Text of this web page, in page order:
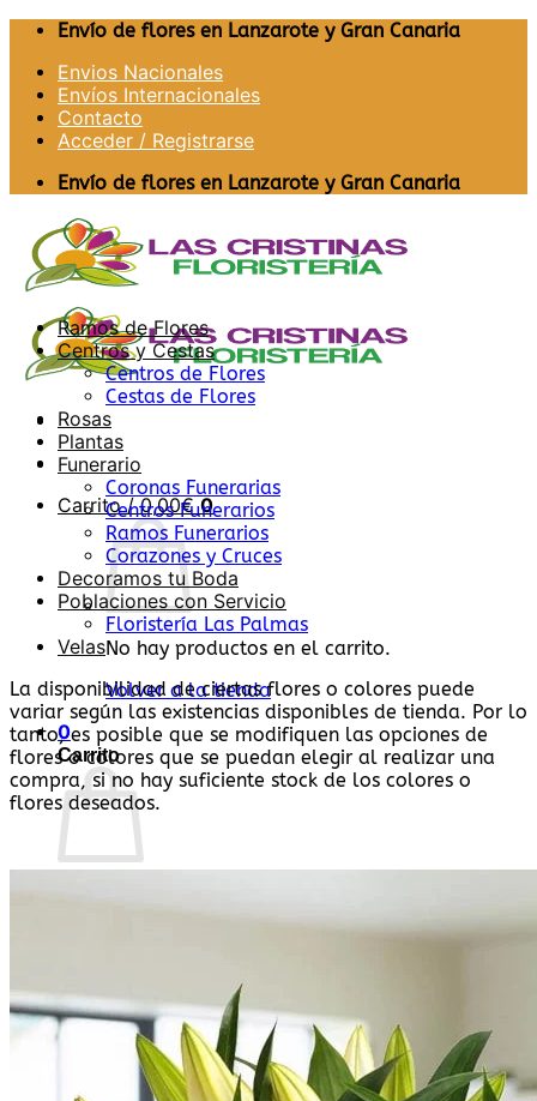
Saltar
contenido
Envío de flores en Lanzarote y Gran Canaria
Envios Nacionales
Envíos Internacionales
Contacto
Acceder / Registrarse
Envío de flores en Lanzarote y Gran Canaria
Carrito /0,00€ 0
No hay productos en el carrito.
Volver a la tienda
0
Carrito
No hay productos en el carrito.
Ramos de Flores
Centros y Cestas
Centros de Flores
Cestas de Flores
Rosas
Plantas
Funerario
Coronas Funerarias
Centros Funerarios
Ramos Funerarios
Corazones y Cruces
Decoramos tu Boda
Poblaciones con Servicio
Floristería Las Palmas
Velas
La disponibilidad de ciertas flores o colores puede
variar según las existencias disponibles de tienda. Por lo
tanto, es posible que se modifiquen las opciones de
flores o colores que se puedan elegir al realizar una
compra, si no hay suficiente stock de los colores o
flores deseados.